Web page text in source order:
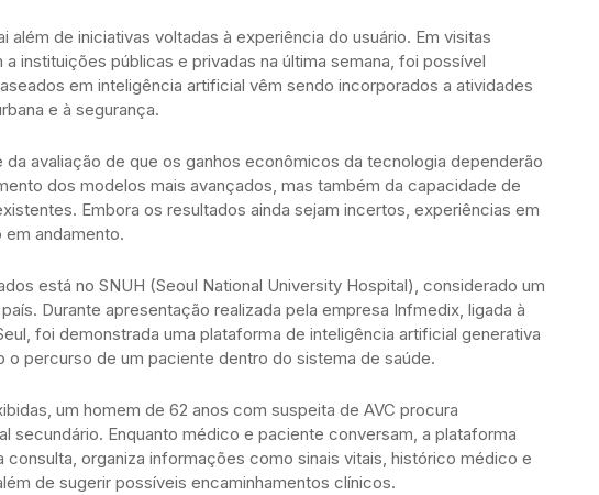
além de iniciativas voltadas à experiência do usuário. Em visitas
instituições públicas e privadas na última semana, foi possível
em inteligência artificial vêm sendo incorporados a atividades
e à segurança.
avaliação de que os ganhos econômicos da tecnologia dependerão
dos modelos mais avançados, mas também da capacidade de
Embora os resultados ainda sejam incertos, experiências em
andamento.
está no SNUH (Seoul National University Hospital), considerado um
Durante apresentação realizada pela empresa Infmedix, ligada à
foi demonstrada uma plataforma de inteligência artificial generativa
o percurso de um paciente dentro do sistema de saúde.
um homem de 62 anos com suspeita de AVC procura
secundário. Enquanto médico e paciente conversam, a plataforma
consulta, organiza informações como sinais vitais, histórico médico e
de sugerir possíveis encaminhamentos clínicos.